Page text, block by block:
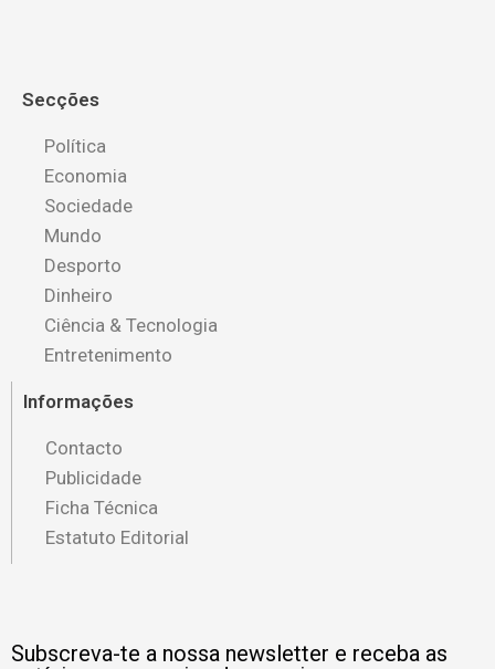
Secções
Política
Economia
Sociedade
Mundo
Desporto
Dinheiro
Ciência & Tecnologia
Entretenimento
Informações
Contacto
Publicidade
Ficha Técnica
Estatuto Editorial
Subscreva-te a nossa newsletter e receba as